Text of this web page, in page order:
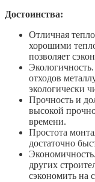
Достоинства:
Отличная
хорошими
позволяет
отходов
экологически
Прочность и
высокой
времени.
Простота
достаточно
других
сэкономить на